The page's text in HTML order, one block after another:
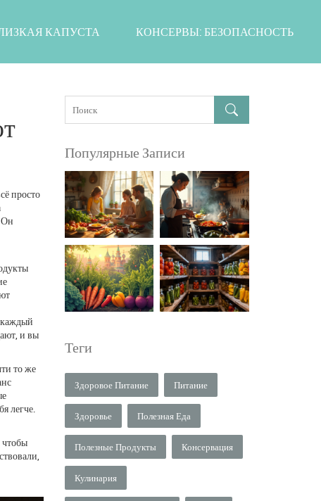
КАПУСТА КОНСЕРВЫ: БЕЗОПАСНОСТЬ
просто
Он
каждый
и вы
то же
легче.
чтобы
Популярные Записи
Теги
Здоровое Питание Питание
Здоровье Полезная Еда
Полезные Продукты Консервация
Кулинария